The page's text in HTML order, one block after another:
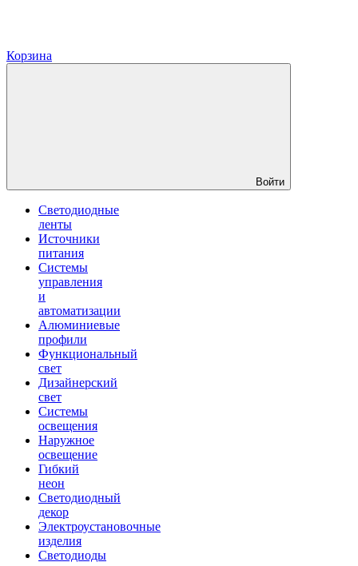
Корзина
Войти
Светодиодные
ленты
Источники
питания
Системы
управления
и
автоматизации
Алюминиевые
профили
Функциональный
свет
Дизайнерский
свет
Системы
освещения
Наружное
освещение
Гибкий
неон
Светодиодный
декор
Электроустановочные
изделия
Светодиоды